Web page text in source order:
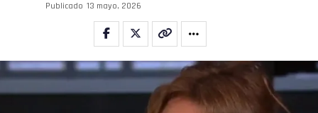
Publicado 13 mayo, 2026